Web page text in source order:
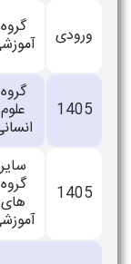
گروه
آموزشی
علوم
گروه
های